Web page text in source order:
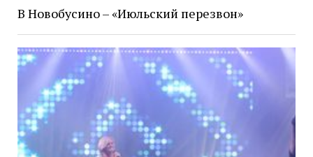
В Новобусино – «Июльский перезвон»